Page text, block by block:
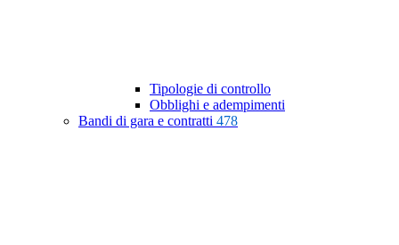
Tipologie di controllo
Obblighi e adempimenti
Bandi di gara e contratti 478